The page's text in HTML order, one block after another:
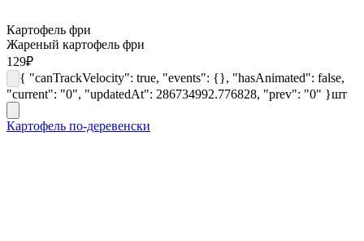
Картофель фри
Жареный картофель фри
129₽
{ "canTrackVelocity": true, "events": {}, "hasAnimated": false,
"current": "0", "updatedAt": 286734992.776828, "prev": "0" }шт
Картофель по-деревенски